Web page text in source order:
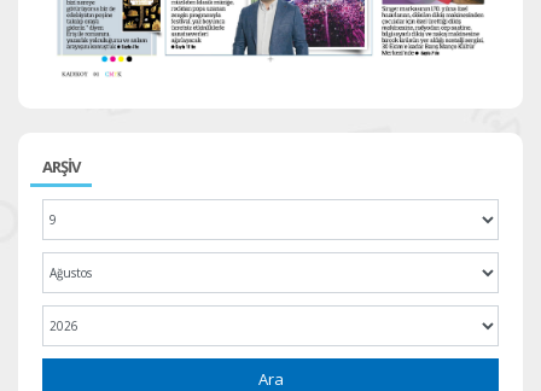
ARŞİV
Ara